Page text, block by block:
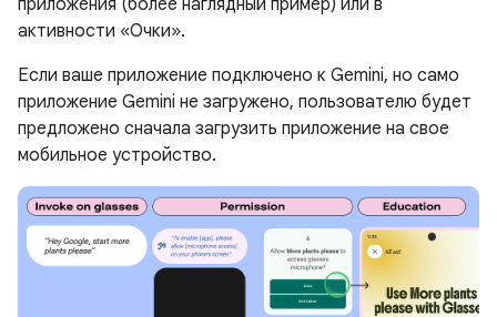
активности «Очки».
Если ваше приложение подключено к Gemini, но само
приложение Gemini не загружено, пользователю будет
предложено сначала загрузить приложение на свое
мобильное устройство.